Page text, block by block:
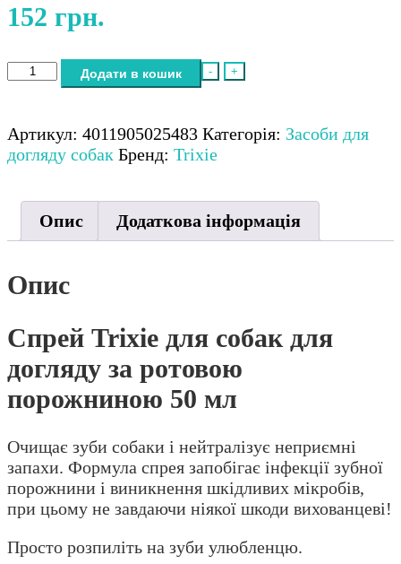
152 грн.
-
Спрей
собак
для
ротовою
порожниною
мл
кількість
+
Додати в кошик
Артикул: 4011905025483 Категорія: Засоби для
догляду собак Бренд: Trixie
Опис Додаткова інформація
Опис
Спрей Trixie для собак для
догляду за ротовою
порожниною 50 мл
Очищає зуби собаки і нейтралізує неприємні
запахи. Формула спрея запобігає інфекції зубної
порожнини і виникнення шкідливих мікробів,
при цьому не завдаючи ніякої шкоди вихованцеві!
Просто розпиліть на зуби улюбленцю.